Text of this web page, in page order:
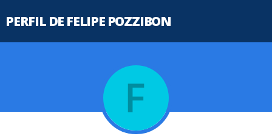
PERFIL DE FELIPE POZZIBON